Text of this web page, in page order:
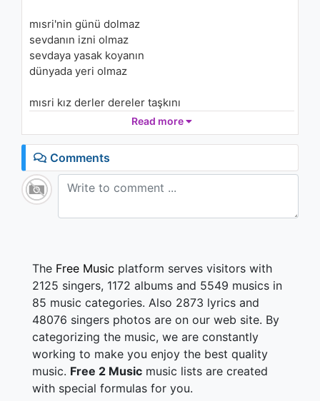
mısri'nin günü dolmaz
sevdanın izni olmaz
sevdaya yasak koyanın
dünyada yeri olmaz
mısri kız derler dereler taşkını
yollar yorgunu yokuşlar aşkını
direnir düşmana satmaz aşkını
zindanda düşmanı direnç şaşkını
cudi'nin gözleri cizre'ye bakar
her kızın çığlığı bir gönül yakar
Read more
Comments
The Free Music platform serves visitors with
2125 singers, 1172 albums and 5549 musics in
85 music categories. Also 2873 lyrics and
48076 singers photos are on our web site. By
categorizing the music, we are constantly
working to make you enjoy the best quality
music. Free 2 Music music lists are created
with special formulas for you.